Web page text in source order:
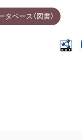
ベース（図書）